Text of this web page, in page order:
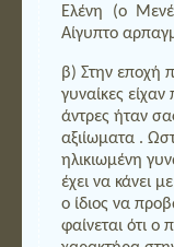
Ελένη (ο
Αίγυπτο
β) Στην εποχή
γυναίκες
άντρες ήταν
αξιίωματα .
ηλικιωμένη
έχει να κάνει
ο ίδιος να
φαίνεται ότι ο